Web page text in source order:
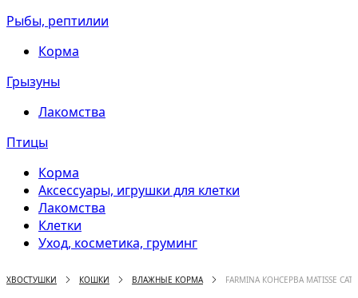
Рыбы, рептилии
Корма
Грызуны
Лакомства
Птицы
Корма
Аксессуары, игрушки для клетки
Лакомства
Клетки
Уход, косметика, груминг
ХВОСТУШКИ КОШКИ ВЛАЖНЫЕ КОРМА FARMINA КОНСЕРВА MATISSE CAT